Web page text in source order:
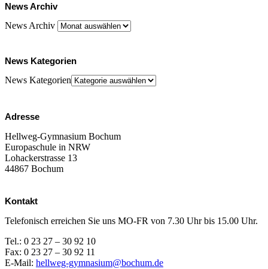
News Archiv
News Archiv
News Kategorien
News Kategorien
Adresse
Hellweg-Gymnasium Bochum
Europaschule in NRW
Lohackerstrasse 13
44867 Bochum
Kontakt
Telefonisch erreichen Sie uns MO-FR von 7.30 Uhr bis 15.00 Uhr.
Tel.: 0 23 27 – 30 92 10
Fax: 0 23 27 – 30 92 11
E-Mail: hellweg-gymnasium@bochum.de